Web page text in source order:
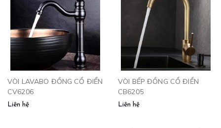
VÒI LAVABO ĐỒNG CỔ ĐIỂN
CV6206
Liên hệ
VÒI BẾP ĐỒNG CỔ ĐIỂN
CB6205
Liên hệ